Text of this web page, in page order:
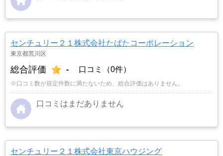
センチュリー２１株式会社たばたコーポレーション
東京都荒川区
総合評価 - 口コミ（0件）
※口コミ数が規定件数に満たないため、総合評価はありません。
口コミはまだありません
センチュリー２１株式会社東京ハウジング